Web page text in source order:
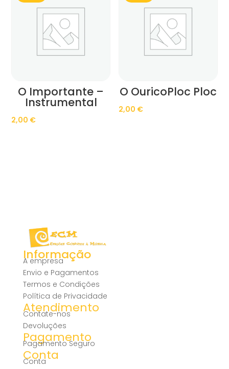
O Importante –
Instrumental
2,00 €
O OuricoPloc Ploc
2,00 €
Informação
A empresa
Envio e Pagamentos
Termos e Condições
Política de Privacidade
Atendimento
Contate-nos
Devoluções
Pagamento
Pagamento Seguro
Conta
Conta